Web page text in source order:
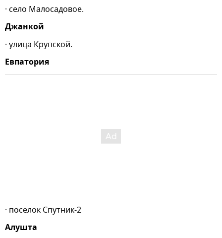
· село Малосадовое.
Джанкой
· улица Крупской.
Евпатория
· поселок Спутник-2
Алушта